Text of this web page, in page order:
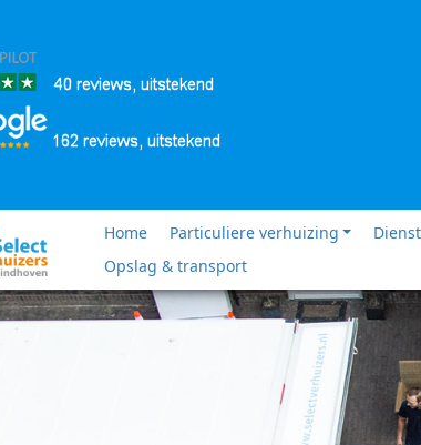
Home Particuliere verhuizing
Opslag & transport